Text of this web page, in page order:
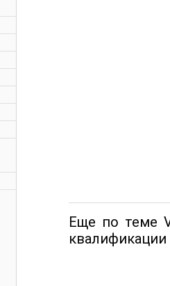
Еще по теме
квалификации